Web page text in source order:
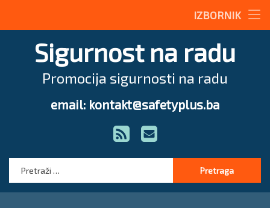
IZBORNIK
Radne upute
Magazin
Stručna pomoć
Sigurnost na radu
Promocija sigurnosti na radu
email: kontakt@safetyplus.ba
RSS E-mail